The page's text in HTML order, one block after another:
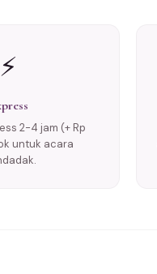
⚡
2-4 jam (+ Rp
untuk acara